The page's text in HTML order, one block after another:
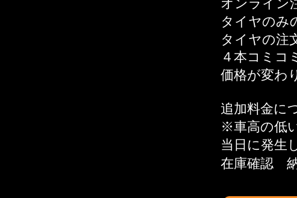
タイヤの
タイヤの注
４本コミコ
価格が変わ
追加料金に
※​車高の低
当日に発生
在庫確認